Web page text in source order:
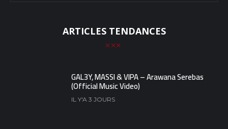
ARTICLES TENDANCES
GAL3Y, MASSI & VIPA – Arawana Serebas
(Official Music Video)
IL Y'A 3 JOURS